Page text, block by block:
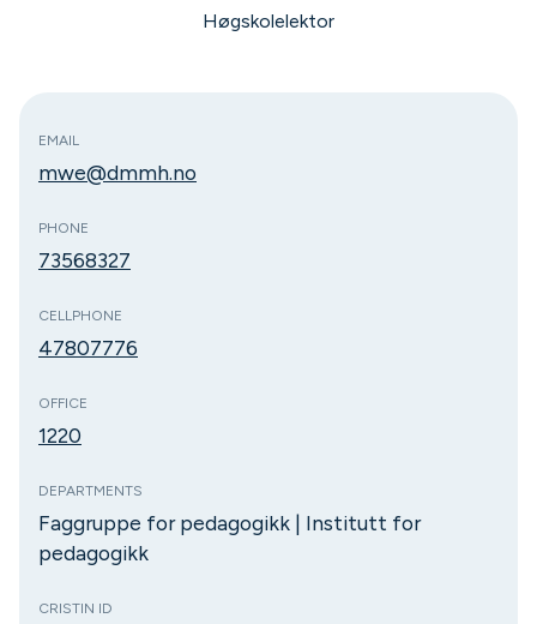
Høgskolelektor
EMAIL
mwe@dmmh.no
PHONE
73568327
CELLPHONE
47807776
OFFICE
1220
DEPARTMENTS
Faggruppe for pedagogikk | Institutt for
pedagogikk
CRISTIN ID